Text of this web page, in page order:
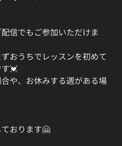
信でもご参加いただけま
おうちでレッスンを初めて
💓
や、お休みする週がある場
おります🤗